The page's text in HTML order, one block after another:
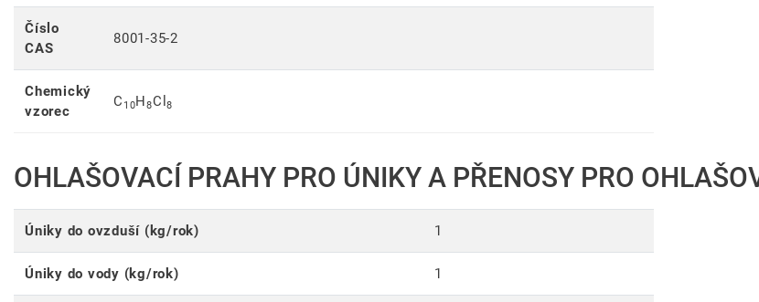
Číslo
CAS
8001-35-2
Chemický
vzorec
C 10H8Cl8
OHLAŠOVACÍ PRAHY PRO ÚNIKY A PŘENOSY PRO
Úniky do ovzduší (kg/rok) 1
Úniky do vody (kg/rok) 1